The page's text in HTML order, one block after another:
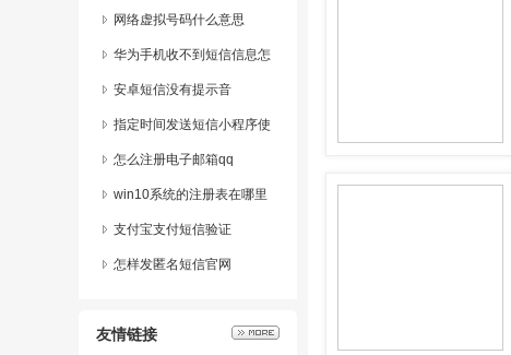
网络虚拟号码什么意思
华为手机收不到短信信息怎
么解决
安卓短信没有提示音
指定时间发送短信小程序使
用指南是什么
怎么注册电子邮箱qq
win10系统的注册表在哪里
支付宝支付短信验证
怎样发匿名短信官网
友情链接